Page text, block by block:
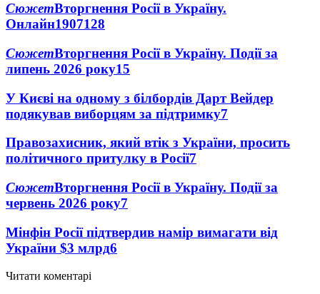
СюжетВторгнення Росії в Україну.
Онлайн1907128
СюжетВторгнення Росії в Україну. Події за
липень 2026 року15
У Києві на одному з білбордів Дарт Вейдер
подякував виборцям за підтримку7
Правозахисник, який втік з України, просить
політичного притулку в Росії7
СюжетВторгнення Росії в Україну. Події за
червень 2026 року7
Мінфін Росії підтвердив намір вимагати від
України $3 млрд6
Читати коментарі